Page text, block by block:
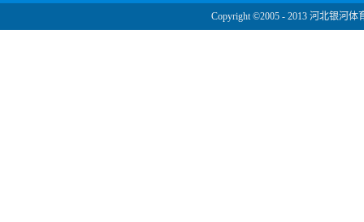
Copyright ©2005 - 2013 河北银河体